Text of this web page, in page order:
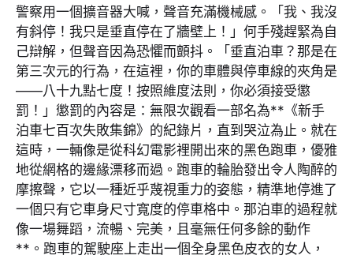
警察用一個擴音器大喊，聲音充滿機械感。「我、我沒
有斜停！我只是垂直停在了牆壁上！」何手殘趕緊為自
己辯解，但聲音因為恐懼而顫抖。「垂直泊車？那是在
第三次元的行為，在這裡，你的車體與停車線的夾角是
——八十九點七度！按照維度法則，你必須接受懲
罰！」懲罰的內容是：無限次觀看一部名為**《新手
泊車七百次失敗集錦》的紀錄片，直到哭泣為止。就在
這時，一輛像是從科幻電影裡開出來的黑色跑車，優雅
地從網格的邊緣漂移而過。跑車的輪胎發出令人陶醉的
摩擦聲，它以一種近乎蔑視重力的姿態，精準地停進了
一個只有它車身尺寸寬度的停車格中。那泊車的過程就
像一場舞蹈，流暢、完美，且毫無任何多餘的動作
**。跑車的駕駛座上走出一個全身黑色皮衣的女人，